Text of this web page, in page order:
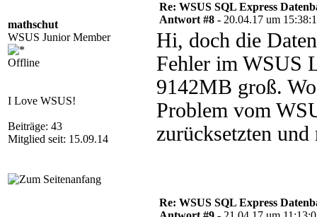
mathschut
WSUS Junior Member
Offline
I Love WSUS!
Beiträge: 43
Mitglied seit: 15.09.14
Re: WSUS SQL Express
Antwort #8 - 20.04.17 um
Hi, doch die
Fehler im WSUS
9142MB groß.
Problem vom
zurücksetzten und
Re: WSUS SQL Express